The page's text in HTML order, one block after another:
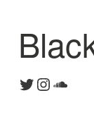
Twitter